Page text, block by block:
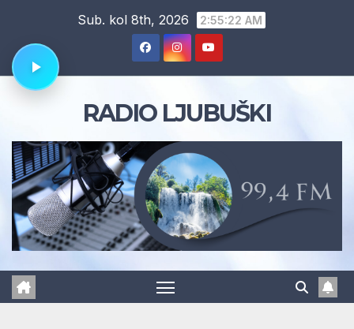
content
Sub. kol 8th, 2026 2:55:23 AM
RADIO LJUBUŠKI